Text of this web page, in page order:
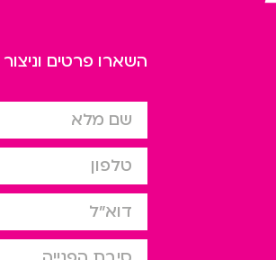
השארו פרטים
שם מלא
טלפון
דוא”ל
סיבת הפניה